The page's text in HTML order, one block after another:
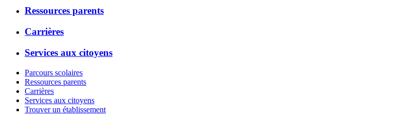
Ressources parents
Carrières
Services aux citoyens
Parcours scolaires
Ressources parents
Carrières
Services aux citoyens
Trouver un établissement